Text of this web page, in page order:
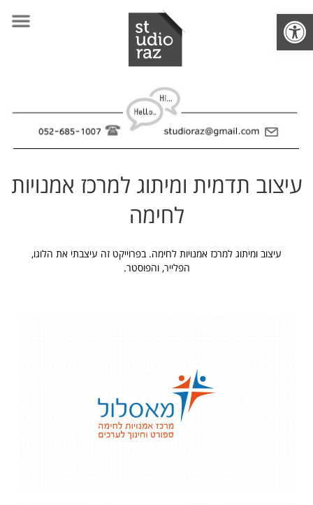
פתח סרגל נגישות
עיצוב תדמית ומיתוג למרכז אמנויות
לחימה
עיצוב ומיתוג למרכז אמנויות לחימה. בפרוייקט זה עיצבתי את הלוגו,
הפלייר, והפוסטר.